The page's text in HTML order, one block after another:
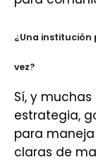
¿Una institución
vez?
Sí, y
estrategia,
para
claras de